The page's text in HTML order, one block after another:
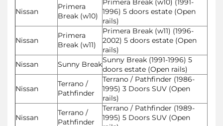
Nissan
Primera
Break (w10)
Primera Break (w10) (1991-
1996) 5 doors estate (Open
rails)
Nissan
Primera
Break (w11)
Primera Break (w11) (1996-
2002) 5 doors estate (Open
rails)
Nissan
Sunny BreakSunny Break (1991-1996) 5
doors estate (Open rails)
Nissan
Terrano /
Pathfinder
Terrano / Pathfinder (1986-
1995) 3 Doors SUV (Open
rails)
Nissan
Terrano /
Pathfinder
Terrano / Pathfinder (1989-
1995) 5 Doors SUV (Open